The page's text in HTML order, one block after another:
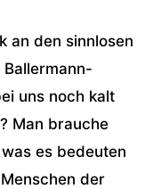
an den sinnlosen
uns noch kalt
Man brauche
es bedeuten
der